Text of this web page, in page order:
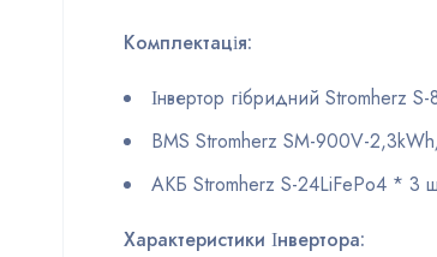
Комплектація:
Інвертор гібридний Stromherz S-
BMS Stromherz SM-900V-
АКБ Stromherz S-24LiFePo4 * 3
Характеристики Інвертора: